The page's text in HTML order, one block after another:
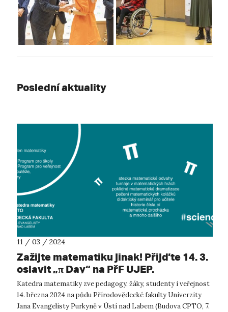
Poslední aktuality
11 / 03 / 2024
Zažijte matematiku jinak! Přijďte 14. 3.
oslavit „π Day“ na PřF UJEP.
Katedra matematiky zve pedagogy, žáky, studenty i veřejnost
14. března 2024 na půdu Přírodovědecké fakulty Univerzity
Jana Evangelisty Purkyně v Ústí nad Labem (Budova CPTO, 7.